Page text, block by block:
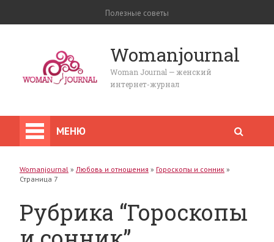
Полезные советы
Womanjournal
Woman Journal — женский
интернет-журнал
МЕНЮ
Womanjournal » Любовь и отношения » Гороскопы и сонник »
Страница 7
Рубрика “Гороскопы